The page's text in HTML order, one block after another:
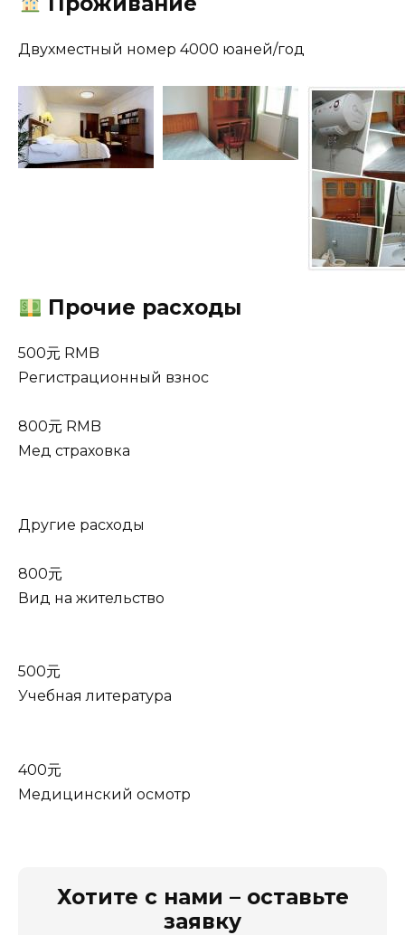
Двухместный номер 4000 юаней/год
Прочие расходы
500元 RMB
Регистрационный взнос
800元 RMB
Мед страховка
Другие расходы
800元
Вид на жительство
500元
Учебная литература
400元
Медицинский осмотр
Хотите с нами – оставьте
заявку